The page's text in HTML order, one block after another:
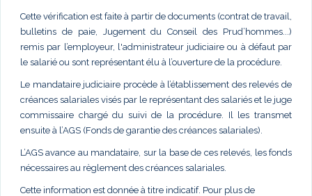
Cette vérification est faite à partir de documents (contrat de travail,
bulletins de paie, Jugement du Conseil des Prud’hommes...)
remis par l’employeur, l'administrateur judiciaire ou à défaut par
le salarié ou sont représentant élu à l’ouverture de la procédure.
Le mandataire judiciaire procède à l’établissement des relevés de
créances salariales visés par le représentant des salariés et le juge
commissaire chargé du suivi de la procédure. Il les transmet
ensuite à l’AGS (Fonds de garantie des créances salariales).
L’AGS avance au mandataire, sur la base de ces relevés, les fonds
nécessaires au règlement des créances salariales.
Cette information est donnée à titre indicatif. Pour plus de